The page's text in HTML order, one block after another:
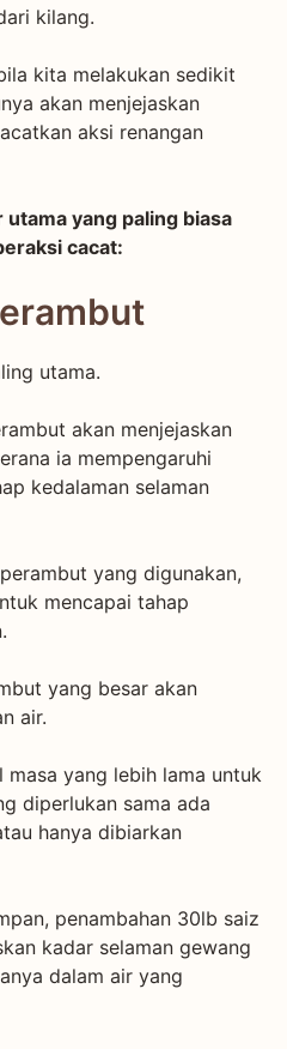
kilang.
kita melakukan sedikit
akan menjejaskan
aksi renangan
yang paling biasa
cacat:
utama.
akan menjejaskan
ia mempengaruhi
kedalaman selaman
yang digunakan,
mencapai tahap
yang besar akan
air.
masa yang lebih lama untuk
diperlukan sama ada
hanya dibiarkan
penambahan 30lb saiz
kadar selaman gewang
dalam air yang